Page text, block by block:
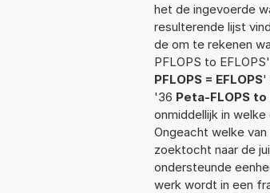
het de ingevoerde
resulterende lijst
de om te rekenen
PFLOPS to
PFLOPS = EFLOPS'
'36 Peta-FLOPS to
onmiddellijk in
Ongeacht welke
zoektocht naar de
ondersteunde
werk wordt in een